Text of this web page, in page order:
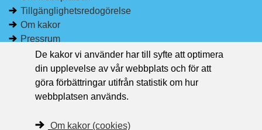
Tillgänglighetsredogörelse
Om kakor
Pressrum
Håll dig uppdaterad
Följ Region Västernorrland på Facebook
Region Västernorrland i sociala medier
De kakor vi använder har till syfte att optimera
din upplevelse av vår webbplats och för att
göra förbättringar utifrån statistik om hur
webbplatsen används.
Om kakor (cookies)